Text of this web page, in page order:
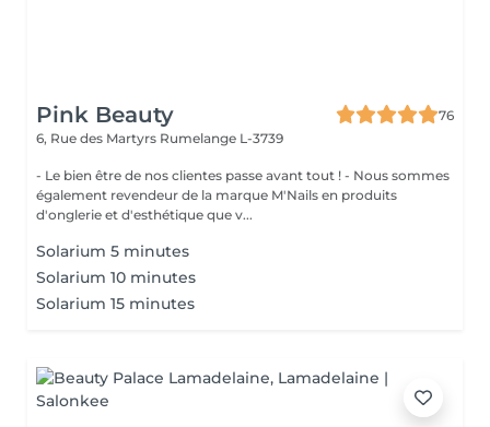
Pink Beauty
76
6, Rue des Martyrs Rumelange L-3739
- Le bien être de nos clientes passe avant tout ! - Nous sommes
également revendeur de la marque M'Nails en produits
d'onglerie et d'esthétique que v...
Solarium 5 minutes
Solarium 10 minutes
Solarium 15 minutes